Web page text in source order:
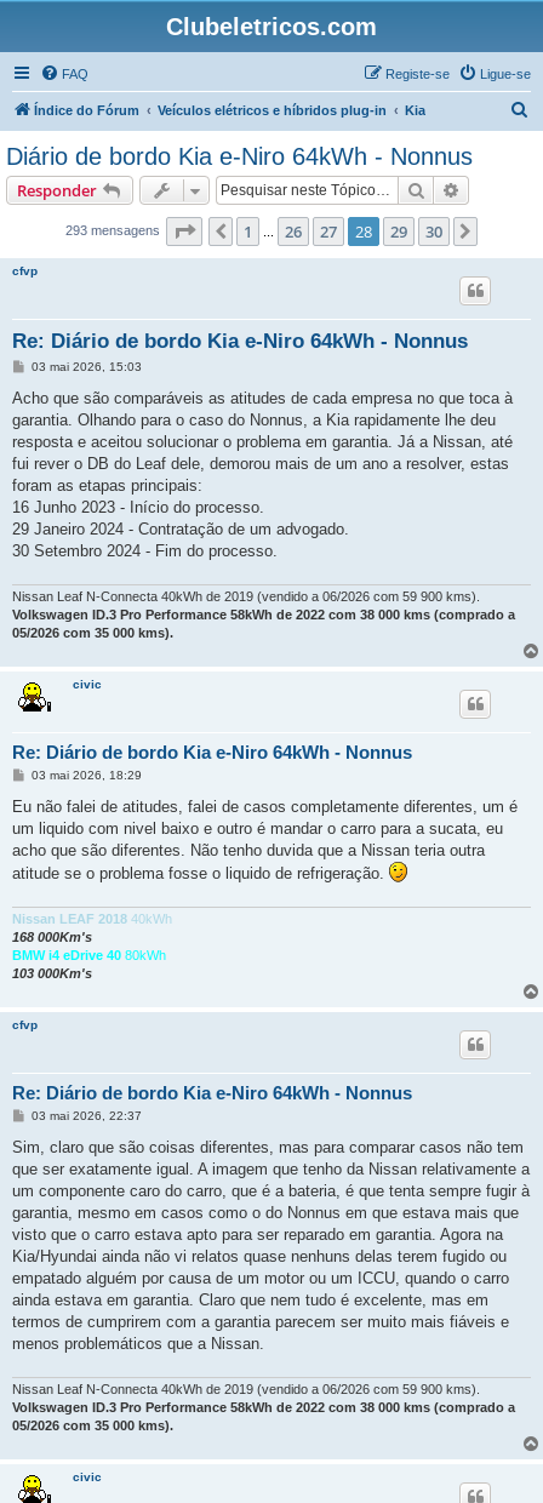
Clubeletricos.com
FAQ Ligue-se
Registe-se
Índice do Fórum Veículos elétricos e híbridos plug-in Kia
Diário de bordo Kia e-Niro 64kWh - Nonnus
Responder Pesquisar
293 mensagens Página 28de30
Anterior
1 26 27 28 29 30
cfvp
Re: Diário de bordo Kia e-Niro 64kWh - Nonnus
M
n
a
g
m
03 mai 2026, 15:03
Acho que são comparáveis as atitudes de cada empresa no que toca à
garantia. Olhando para o caso do Nonnus, a Kia rapidamente lhe deu
resposta e aceitou solucionar o problema em garantia. Já a Nissan, até
fui rever o DB do Leaf dele, demorou mais de um ano a resolver, estas
foram as etapas principais:
16 Junho 2023 - Início do processo.
29 Janeiro 2024 - Contratação de um advogado.
30 Setembro 2024 - Fim do processo.
Nissan Leaf N-Connecta 40kWh de 2019 (vendido a 06/2026 com 59 900 kms).
Volkswagen ID.3 Pro Performance 58kWh de 2022 com 38 000 kms (comprado a
05/2026 com 35 000 kms).
civic
Re: Diário de bordo Kia e-Niro 64kWh - Nonnus
M
n
a
g
m
03 mai 2026, 18:29
Eu não falei de atitudes, falei de casos completamente diferentes, um é
um liquido com nivel baixo e outro é mandar o carro para a sucata, eu
acho que são diferentes. Não tenho duvida que a Nissan teria outra
atitude se o problema fosse o liquido de refrigeração.
Nissan LEAF 2018 40kWh
168 000Km's
BMW i4 eDrive 40 80kWh
103 000Km's
cfvp
Re: Diário de bordo Kia e-Niro 64kWh - Nonnus
M
n
a
g
m
03 mai 2026, 22:37
Sim, claro que são coisas diferentes, mas para comparar casos não tem
que ser exatamente igual. A imagem que tenho da Nissan relativamente a
um componente caro do carro, que é a bateria, é que tenta sempre fugir à
garantia, mesmo em casos como o do Nonnus em que estava mais que
visto que o carro estava apto para ser reparado em garantia. Agora na
Kia/Hyundai ainda não vi relatos quase nenhuns delas terem fugido ou
empatado alguém por causa de um motor ou um ICCU, quando o carro
ainda estava em garantia. Claro que nem tudo é excelente, mas em
termos de cumprirem com a garantia parecem ser muito mais fiáveis e
menos problemáticos que a Nissan.
Nissan Leaf N-Connecta 40kWh de 2019 (vendido a 06/2026 com 59 900 kms).
Volkswagen ID.3 Pro Performance 58kWh de 2022 com 38 000 kms (comprado a
05/2026 com 35 000 kms).
civic